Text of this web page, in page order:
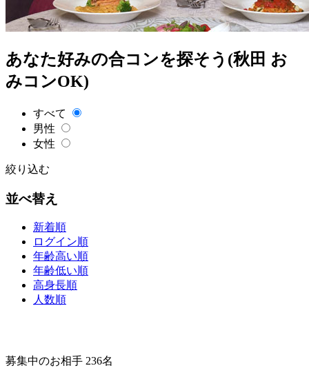
あなた好みの合コンを探そう(秋田 お
みコンOK)
すべて
男性
女性
絞り込む
並べ替え
新着順
ログイン順
年齢高い順
年齢低い順
高身長順
人数順
募集中のお相手 236名